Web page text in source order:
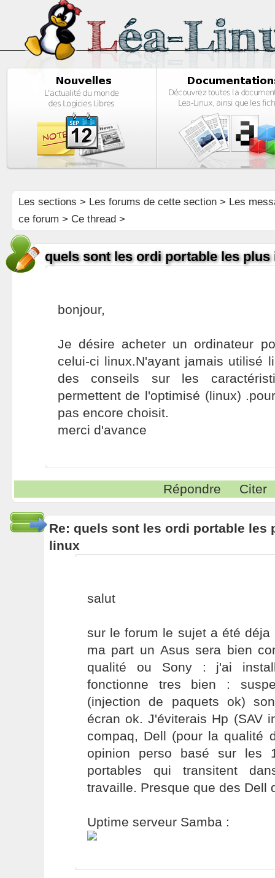
Les sections > Les forums de cette section> Les
ce forum > Ce thread >
quels sont les ordi portable les
bonjour,
Je désire acheter un ordinateur
celui-ci linux.N'ayant jamais utilisé
des conseils sur les
permettent de l'optimisé (linux)
pas encore choisit.
merci d'avance
Répondre Citer
Re: quels sont les ordi portable les
linux
salut
sur le forum le sujet a été déja
ma part un Asus sera bien
qualité ou Sony : j'ai
fonctionne tres bien :
(injection de paquets ok)
écran ok. J'éviterais Hp (SAV
compaq, Dell (pour la qualité
opinion perso basé sur les
portables qui transitent
travaille. Presque que des Dell
Uptime serveur Samba :